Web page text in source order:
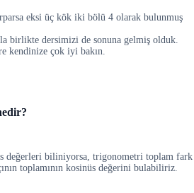
eksi üç kök iki bölü 4 olarak bulunmuş
birlikte dersimizi de sonuna gelmiş olduk.
kendinize çok iyi bakın.
değerleri biliniyorsa, trigonometri toplam fark
toplamının kosinüs değerini bulabiliriz.